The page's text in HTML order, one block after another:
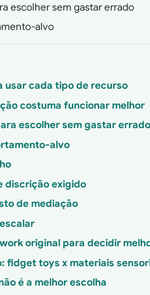
escolher sem gastar errado
alvo
usar cada tipo de recurso
costuma funcionar melhor
escolher sem gastar errado
alvo
discrição exigido
de mediação
original para decidir
fidget toys x materiais
é a melhor escolha